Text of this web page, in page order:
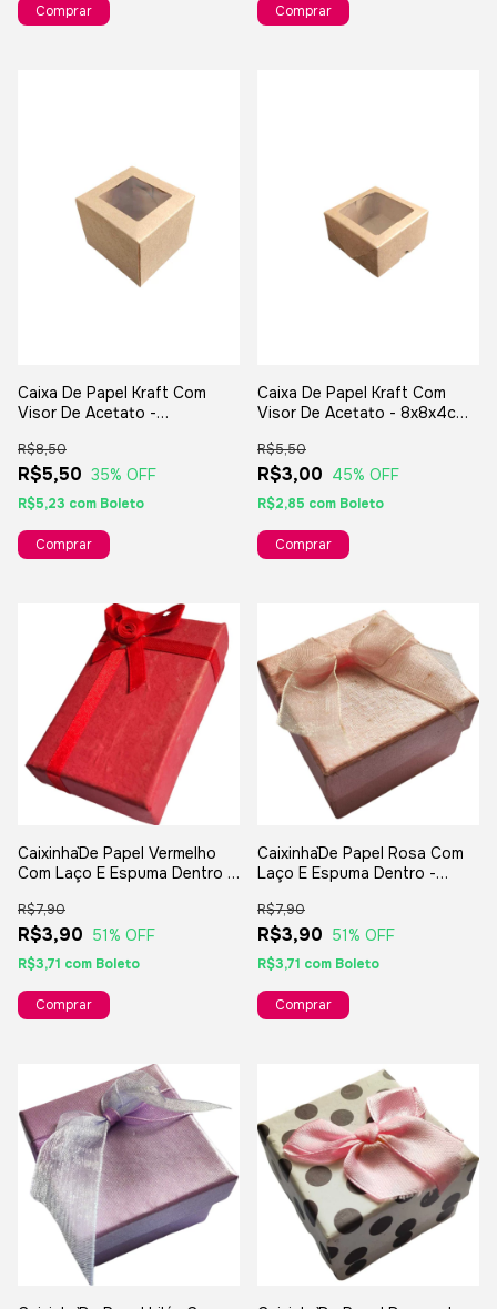
Comprar Comprar
Caixa De Papel Kraft Com
Visor De Acetato -
E Lembranças
R$5,50
R$8,50
35% OFF
R$5,23 com Boleto
Comprar
Caixa De Papel Kraft Com
Visor De Acetato - 8x8x4cm -
R$3,00
R$5,50
45% OFF
R$2,85 com Boleto
Comprar
Caixinha`De Papel Vermelho
Com Laço E Espuma Dentro -
Bijuterias Presentes
R$3,90
R$7,90
51% OFF
R$3,71 com Boleto
Caixinha`De Papel Rosa Com
Laço E Espuma Dentro -
Presentes
R$3,90
R$7,90
51% OFF
R$3,71 com Boleto